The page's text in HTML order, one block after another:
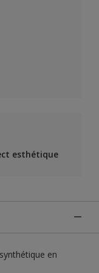
esthétique
en